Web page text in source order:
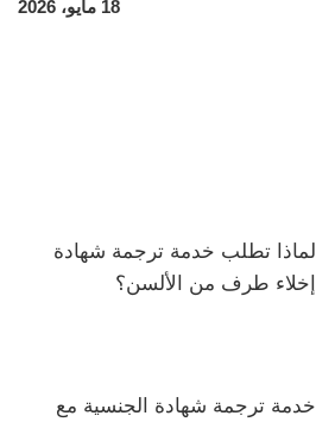
18 مايو، 2026
لماذا تطلب خدمة ترجمة شهادة
إخلاء طرف من الألسن؟
خدمة ترجمة شهادة الجنسية مع